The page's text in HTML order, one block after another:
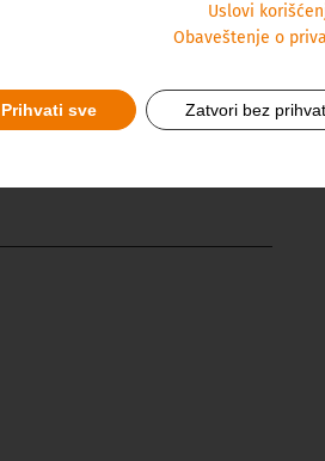
Uslovi
Obaveštenje o
Prihvati sve Zatvori bez